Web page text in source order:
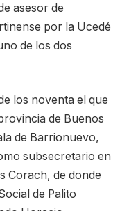
asesor de
por la Ucedé
de los dos
los noventa el que
de Buenos
de Barrionuevo,
subsecretario en
Corach, de donde
de Palito